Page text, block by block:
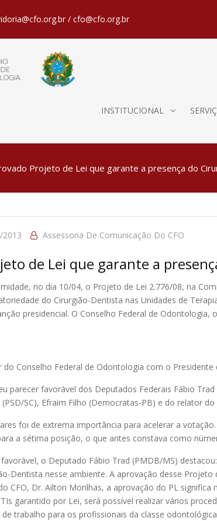
/ cfo@cfo.org.br
INSTITUCIONAL
Projeto de Lei que garante a presença do
2013 Assessoria De Comunicação Do CFO
de Lei que garante a
no dia 10/04, o Projeto de Lei 2.776/08, na
do Cirurgião-Dentista nas Unidades de
presidencial. O Conselho Federal de
do Conselho Federal de Odontologia com o
parecer favorável dos Deputados Federais Fábio
SC), Efraim Filho (Democratas-PB) e do relator
foi de extrema importância para acelerar a
a sétima posição, o que antes constava como
o Deputado Fábio Trad (PMDB/MS)
Dentista nesse ambiente. A aprovação desse
CFO, Dr. Ailton Morilhas, a aprovação do PL
garantido por Lei, será possível realizar vários
trabalho para os profissionais da classe